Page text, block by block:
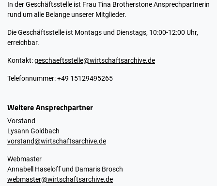
In der Geschäftsstelle ist Frau Tina Brotherstone Ansprechpartnerin
rund um alle Belange unserer Mitglieder.
Die Geschäftsstelle ist Montags und Dienstags, 10:00-12:00 Uhr,
erreichbar.
Kontakt:geschaeftsstelle@wirtschaftsarchive.de
Telefonnummer: +49 15129495265
Weitere Ansprechpartner
Vorstand
Lysann Goldbach
vorstand@wirtschaftsarchive.de
Webmaster
Annabell Haseloff und Damaris Brosch
webmaster@wirtschaftsarchive.de